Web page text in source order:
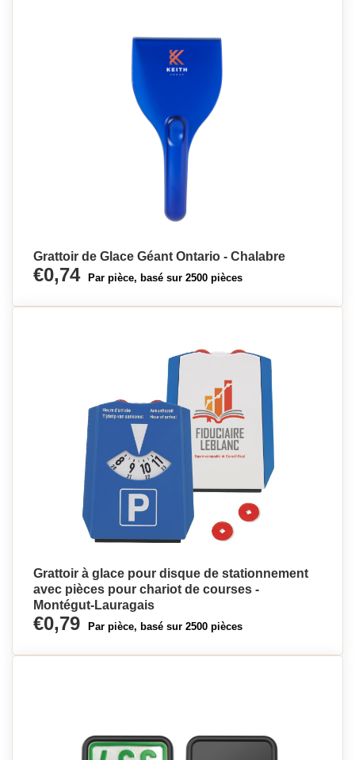
Grattoir de Glace Géant Ontario - Chalabre
€0,74 Par pièce, basé sur 2500 pièces
Grattoir à glace pour disque de stationnement
avec pièces pour chariot de courses -
Montégut-Lauragais
€0,79 Par pièce, basé sur 2500 pièces